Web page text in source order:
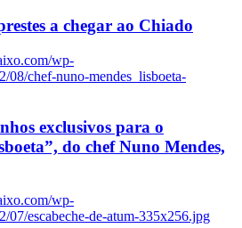
a chegar ao Chiado
wp-
08/chef-nuno-mendes_lisboeta-
exclusivos para o
do chef Nuno Mendes,
wp-
07/escabeche-de-atum-335x256.jpg